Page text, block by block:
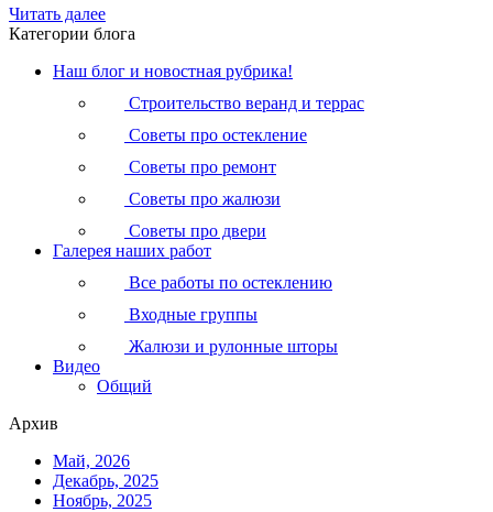
Читать далее
Категории блога
Наш блог и новостная рубрика!
Строительство веранд и террас
Советы про остекление
Советы про ремонт
Советы про жалюзи
Советы про двери
Галерея наших работ
Все работы по остеклению
Входные группы
Жалюзи и рулонные шторы
Видео
Общий
Архив
Май, 2026
Декабрь, 2025
Ноябрь, 2025